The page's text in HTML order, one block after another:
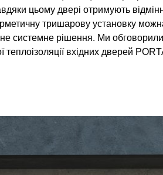
цьому двері отримують
тришарову установку
системне рішення. Ми
вхідних дверей